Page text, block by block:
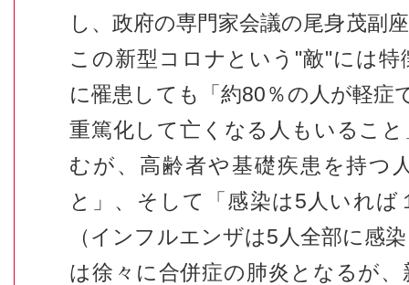
し、政府の専門家会議の尾身茂副
この新型コロナという"敵"には
に罹患しても「約80％の人が軽症
重篤化して亡くなる人もいるこ
むが、高齢者や基礎疾患を持つ
と」、そして「感染は5人いれ
（インフルエンザは5人全部に感
は徐々に合併症の肺炎となるが